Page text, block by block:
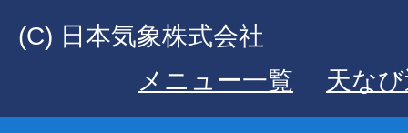
(C) 日本気象株式会社
メニュー一覧
天な